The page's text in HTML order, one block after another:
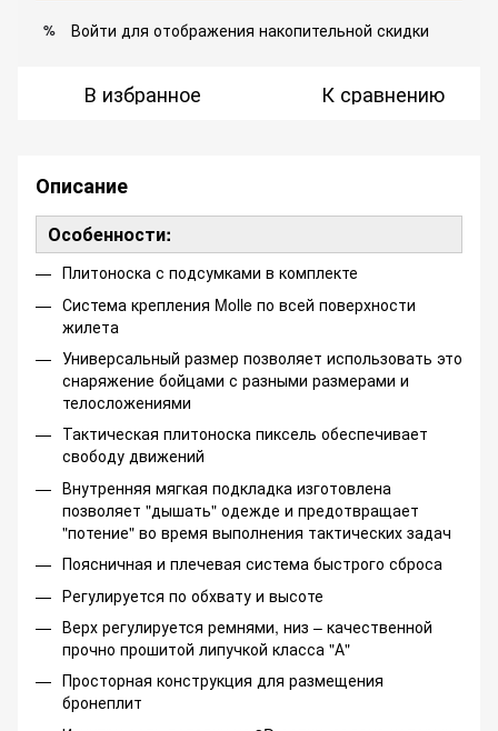
% Войти для отображения накопительной скидки
В избранное К сравнению
Описание
Особенности:
Плитоноска с подсумками в комплекте
Система крепления Molle по всей поверхности
жилета
Универсальный размер позволяет использовать это
снаряжение бойцами с разными размерами и
телосложениями
Тактическая плитоноска пиксель обеспечивает
свободу движений
Внутренняя мягкая подкладка изготовлена
позволяет "дышать" одежде и предотвращает
"потение" во время выполнения тактических задач
Поясничная и плечевая система быстрого сброса
Регулируется по обхвату и высоте
Верх регулируется ремнями, низ – качественной
прочно прошитой липучкой класса "А"
Просторная конструкция для размещения
бронеплит